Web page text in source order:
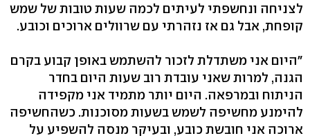
לצניחה ונחשפתי לעיתים לכמה שעות טובות של שמש
קופחת, אבל גם אז נזהרתי עם שרוולים ארוכים וכובע.
"היום אני משתדלת לזכור להשתמש באופן קבוע בקרם
הגנה, למרות שאני עובדת רוב שעות היום בחדר
הניתוח ובמרפאה. היום יותר מתמיד אני מקפידה
להימנע מחשיפה לשמש בשעות מסוכנות. כשהחשיפה
ארוכה אני חובשת כובע, ובעיקר מנסה להשפיע על